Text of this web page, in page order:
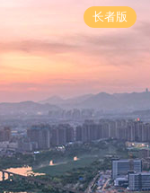
长者版